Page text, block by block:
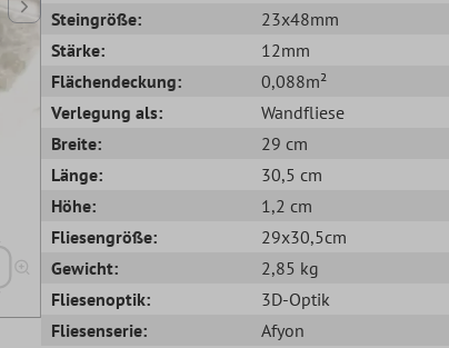
Steingröße:
23x48mm
Stärke:
12mm
Flächendeckung:
0,088m²
Verlegung als:
Wandfliese
Breite:
29 cm
Länge:
30,5 cm
Höhe:
1,2 cm
Fliesengröße:
29x30,5cm
Gewicht:
2,85 kg
Fliesenoptik:
3D-Optik
Fliesenserie:
Afyon